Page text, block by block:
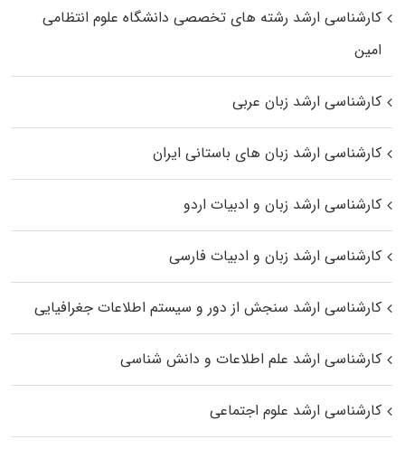
کارشناسی ارشد رﺷﺘﻪ ﻫﺎی تخصصی داﻧﺸﮕﺎه ﻋﻠﻮم انتظامی
اﻣﻴﻦ
کارشناسی ارشد زبان عربی
کارشناسی ارشد زبان‌ های باستانی ایران
کارشناسی ارشد زبان و ادبیات اردو
کارشناسی ارشد زبان و ادبیات فارسی
کارشناسی ارشد سنجش از دور و سیستم اطلاعات جغرافیایی
کارشناسی ارشد علم اطلاعات و دانش شناسی
کارشناسی ارشد علوم اجتماعی